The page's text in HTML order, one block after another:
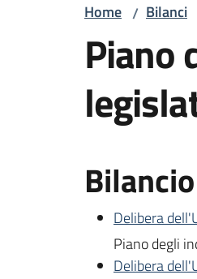
Home / Bilanci
Piano
Bilancio
Delibera
Piano degli
Delibera